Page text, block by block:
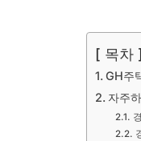
[ 목차 ]
GH주
자주